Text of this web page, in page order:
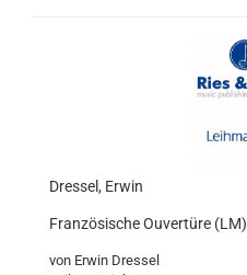
Dressel, Erwin
Französische Ouvertüre (LM)
von Erwin Dressel